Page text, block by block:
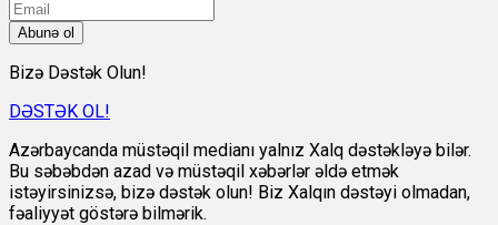
Abunə ol
Bizə Dəstək Olun!
DƏSTƏK OL!
Azərbaycanda müstəqil medianı yalnız Xalq dəstəkləyə bilər.
Bu səbəbdən azad və müstəqil xəbərlər əldə etmək
istəyirsinizsə, bizə dəstək olun! Biz Xalqın dəstəyi olmadan,
fəaliyyət göstərə bilmərik.